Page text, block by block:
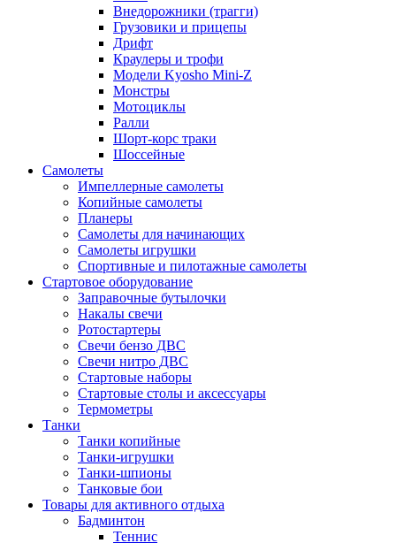
Внедорожники (трагги)
Грузовики и прицепы
Дрифт
Краулеры и трофи
Модели Kyosho Mini-Z
Монстры
Мотоциклы
Ралли
Шорт-корс траки
Шоссейные
Самолеты
Импеллерные самолеты
Копийные самолеты
Планеры
Самолеты для начинающих
Самолеты игрушки
Спортивные и пилотажные самолеты
Стартовое оборудование
Заправочные бутылочки
Накалы свечи
Ротостартеры
Свечи бензо ДВС
Свечи нитро ДВС
Стартовые наборы
Стартовые столы и аксессуары
Термометры
Танки
Танки копийные
Танки-игрушки
Танки-шпионы
Танковые бои
Товары для активного отдыха
Бадминтон
Теннис